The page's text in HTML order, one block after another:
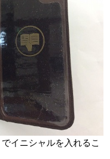
イニシャルを入れるこ